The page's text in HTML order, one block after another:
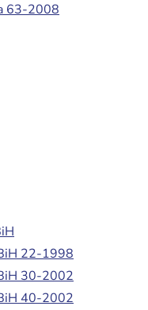
63-2008
22-1998
30-2002
40-2002